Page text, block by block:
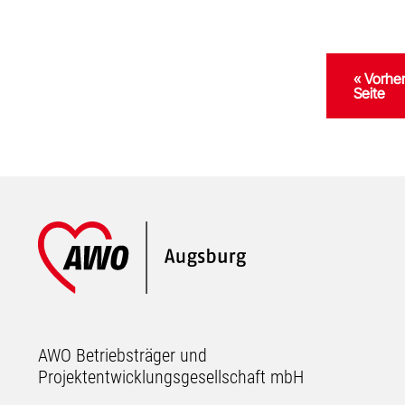
Gehe
zu
«
Seite
Footer
AWO Betriebsträger und
Projektentwicklungsgesellschaft mbH